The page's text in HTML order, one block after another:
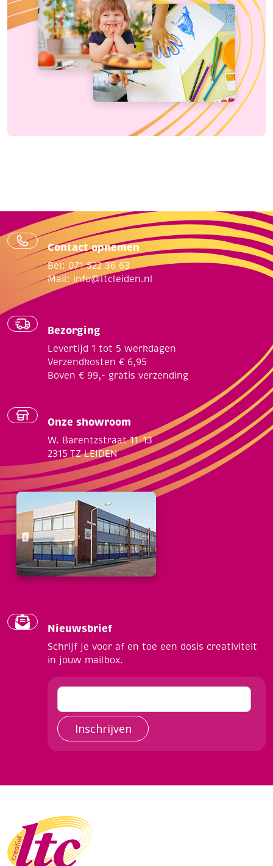
Contact opnemen
Bel: 071 522 36 63
Mail: info@ltcleiden.nl
Bezorging
Levertijd 1 tot 5 werkdagen
Verzendkosten € 6,95
Boven € 99,- gratis verzending
Onze showroom
W. Barentzstraat 11-13
2315 TZ LEIDEN
Nieuwsbrief
Schrijf je voor af en toe een dosis creativiteit
in jouw mailbox.
Inschrijven